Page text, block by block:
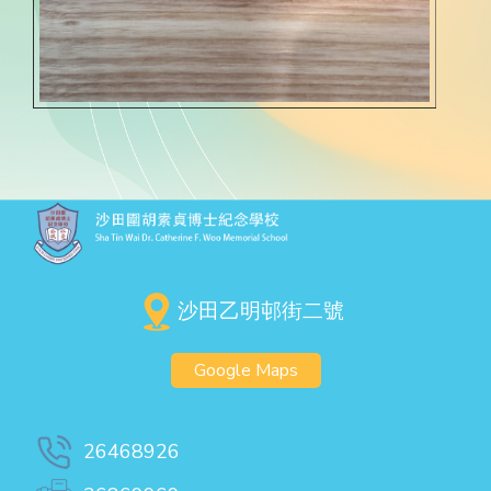
沙田乙明邨街二號
Google Maps
26468926